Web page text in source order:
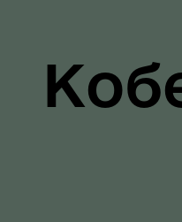
Уповноважений